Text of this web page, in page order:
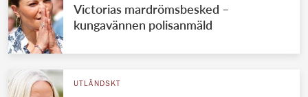
Victorias mardrömsbesked –
kungavännen polisanmäld
UTLÄNDSKT